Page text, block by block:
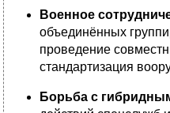
Военное
объединённых
проведение
стандартизация
Борьба с